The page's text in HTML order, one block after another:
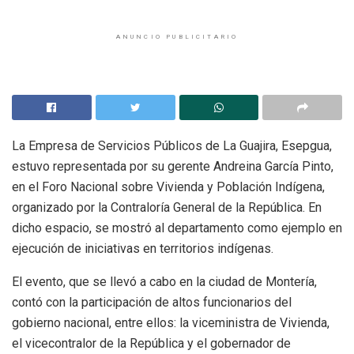
ANUNCIO PUBLICITARIO
La Empresa de Servicios Públicos de La Guajira, Esepgua,
estuvo representada por su gerente Andreina García Pinto,
en el Foro Nacional sobre Vivienda y Población Indígena,
organizado por la Contraloría General de la República. En
dicho espacio, se mostró al departamento como ejemplo en
ejecución de iniciativas en territorios indígenas.
El evento, que se llevó a cabo en la ciudad de Montería,
contó con la participación de altos funcionarios del
gobierno nacional, entre ellos: la viceministra de Vivienda,
el vicecontralor de la República y el gobernador de